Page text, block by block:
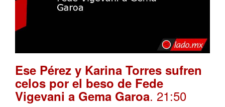
Ese Pérez y Karina Torres sufren
celos por el beso de Fede
Vigevani a Gema Garoa. 21:50